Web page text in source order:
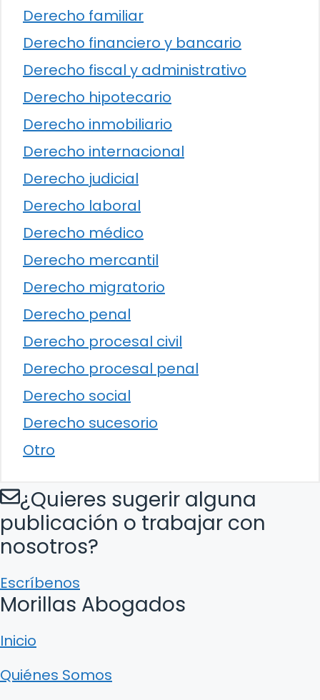
Derecho familiar
Derecho financiero y bancario
Derecho fiscal y administrativo
Derecho hipotecario
Derecho inmobiliario
Derecho internacional
Derecho judicial
Derecho laboral
Derecho médico
Derecho mercantil
Derecho migratorio
Derecho penal
Derecho procesal civil
Derecho procesal penal
Derecho social
Derecho sucesorio
Otro
¿Quieres sugerir alguna
publicación o trabajar con
nosotros?
Escríbenos
Morillas Abogados
Inicio
Quiénes Somos